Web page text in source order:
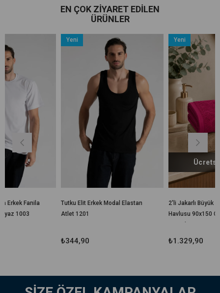
EN ÇOK ZIYARET EDILEN
ÜRÜNLER
Tutku Elit Erkek Modal Elastan
Atlet 1201
2'li Jakarlı Büyük Boy Banyo
Havlusu 90x150 Cm %100
Ücretsiz Kargo